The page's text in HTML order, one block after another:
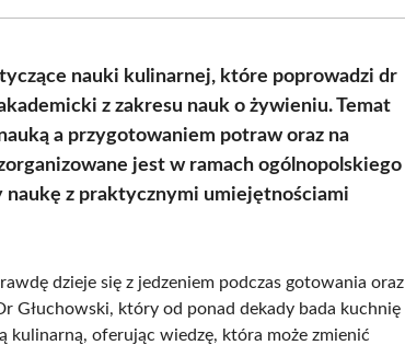
(Twitter)
nauki kulinarnej, które poprowadzi dr
z zakresu nauk o żywieniu. Temat
a przygotowaniem potraw oraz na
jest w ramach ogólnopolskiego
naukę z praktycznymi umiejętnościami
dzieje się z jedzeniem podczas gotowania oraz
który od ponad dekady bada kuchnię
kulinarną, oferując wiedzę, która może zmienić